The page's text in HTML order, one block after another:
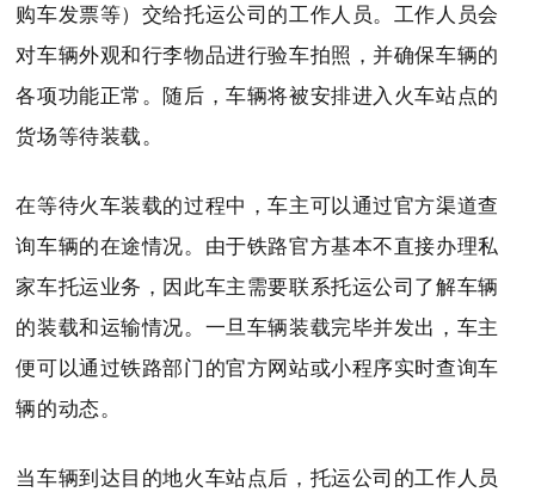
购车发票等）交给托运公司的工作人员。工作人员会
对车辆外观和行李物品进行验车拍照，并确保车辆的
各项功能正常。随后，车辆将被安排进入火车站点的
货场等待装载。
在等待火车装载的过程中，车主可以通过官方渠道查
询车辆的在途情况。由于铁路官方基本不直接办理私
家车托运业务，因此车主需要联系托运公司了解车辆
的装载和运输情况。一旦车辆装载完毕并发出，车主
便可以通过铁路部门的官方网站或小程序实时查询车
辆的动态。
当车辆到达目的地火车站点后，托运公司的工作人员